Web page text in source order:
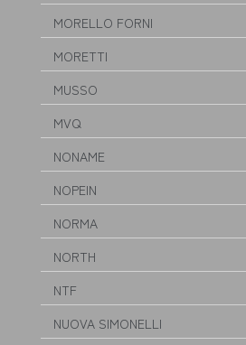
MORELLO FORNI
MORETTI
MUSSO
MVQ
NONAME
NOPEIN
NORMA
NORTH
NTF
NUOVA SIMONELLI